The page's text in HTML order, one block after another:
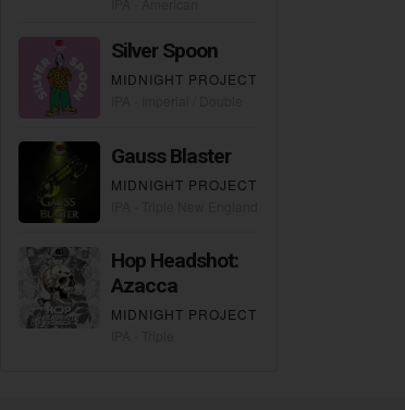
Silver Spoon
MIDNIGHT PROJECT
Gauss Blaster
MIDNIGHT PROJECT
Hop Headshot:
Azacca
MIDNIGHT PROJECT